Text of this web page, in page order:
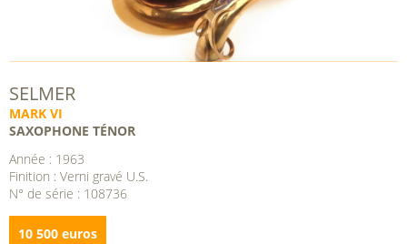
SELMER
MARK VI
SAXOPHONE TÉNOR
Année : 1963
Finition : Verni gravé U.S.
N° de série : 108736
10 500 euros